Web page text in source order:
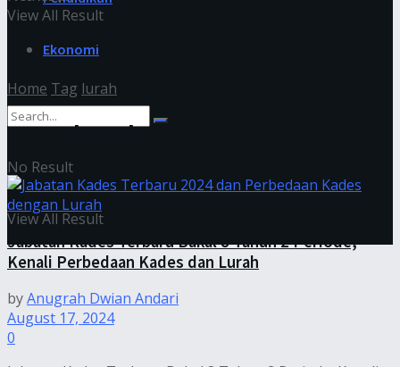
Ekonomi
No Result
View All Result
View All Result
Home Tag lurah
Tag:lurah
Jabatan Kades Terbaru Bakal 8 Tahun 2 Periode,
Kenali Perbedaan Kades dan Lurah
byAnugrah Dwian Andari
August 17, 2024
0